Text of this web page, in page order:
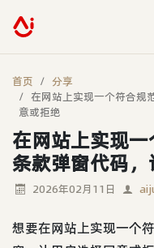
首页
分享
在网站上实现一个符合规
意或拒绝
在网站上实现
条款弹窗代码
2026年02月11日
想要在网站上实现一个